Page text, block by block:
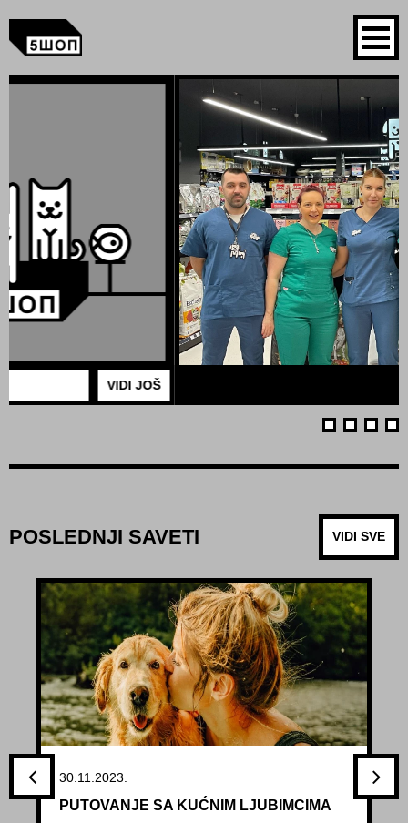
POSLEDNJI SAVETI VIDI SVE
30.11.2023.
PUTOVANJE SA KUĆNIM LJUBIMCIMA